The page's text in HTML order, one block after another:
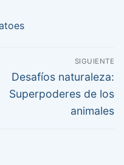
SIGUIENTE
Entrada
siguiente:
Desafíos naturaleza:
Superpoderes de los
animales